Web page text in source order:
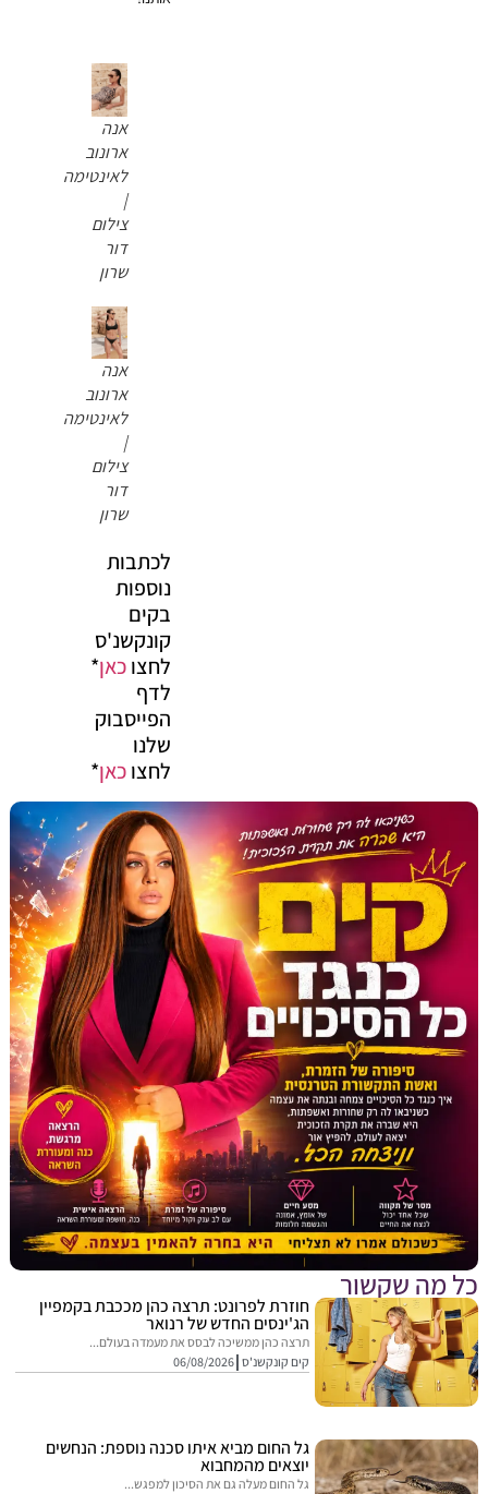
ארונוב
לאינטימה
ארונוב
לאינטימה
לכתבות
נוספות
בקים
קונקשנ'ס
לחצוכאן*
הפייסבוק
לחצוכאן*
שקשור
חוזרת לפרונט: תרצה כהן מככבת בקמפיין
הג'ינסים החדש של רנואר
תרצה כהן ממשיכה לבסס את מעמדה בעולם...
קים קונקשנ'ס 06/08/2026
גל החום מביא איתו סכנה נוספת: הנחשים
יוצאים מהמחבוא
גל החום מעלה גם את הסיכון למפגש...